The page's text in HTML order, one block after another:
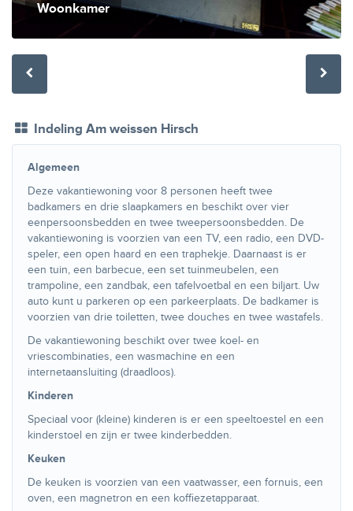
Woonkamer
Indeling Am weissen Hirsch
Algemeen
Deze vakantiewoning voor 8 personen heeft twee
badkamers en drie slaapkamers en beschikt over vier
eenpersoonsbedden en twee tweepersoonsbedden. De
vakantiewoning is voorzien van een TV, een radio, een DVD-
speler, een open haard en een traphekje. Daarnaast is er
een tuin, een barbecue, een set tuinmeubelen, een
trampoline, een zandbak, een tafelvoetbal en een biljart. Uw
auto kunt u parkeren op een parkeerplaats. De badkamer is
voorzien van drie toiletten, twee douches en twee wastafels.
De vakantiewoning beschikt over twee koel- en
vriescombinaties, een wasmachine en een
internetaansluiting (draadloos).
Kinderen
Speciaal voor (kleine) kinderen is er een speeltoestel en een
kinderstoel en zijn er twee kinderbedden.
Keuken
De keuken is voorzien van een vaatwasser, een fornuis, een
oven, een magnetron en een koffiezetapparaat.